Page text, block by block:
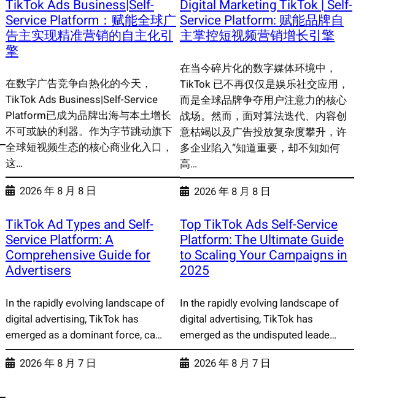
TikTok Ads Business|Self-
Service Platform：赋能全球广
告主实现精准营销的自主化引
擎
在数字广告竞争白热化的今天，
TikTok Ads Business|Self-Service
Platform已成为品牌出海与本土增长
不可或缺的利器。作为字节跳动旗下
全球短视频生态的核心商业化入口，
这…
2026 年 8 月 8 日
Digital Marketing TikTok | Self-
Service Platform: 赋能品牌自
主掌控短视频营销增长引擎
在当今碎片化的数字媒体环境中，
TikTok 已不再仅仅是娱乐社交应用，
而是全球品牌争夺用户注意力的核心
战场。然而，面对算法迭代、内容创
意枯竭以及广告投放复杂度攀升，许
多企业陷入“知道重要，却不知如何
高…
2026 年 8 月 8 日
TikTok Ad Types and Self-
Service Platform: A
Comprehensive Guide for
Advertisers
In the rapidly evolving landscape of
digital advertising, TikTok has
emerged as a dominant force, ca…
2026 年 8 月 7 日
Top TikTok Ads Self-Service
Platform: The Ultimate Guide
to Scaling Your Campaigns in
2025
In the rapidly evolving landscape of
digital advertising, TikTok has
emerged as the undisputed leade…
2026 年 8 月 7 日